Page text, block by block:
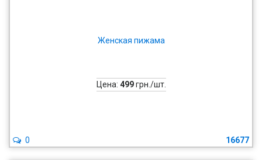
Женская пижама
Цена: 499грн./шт.
16677
0